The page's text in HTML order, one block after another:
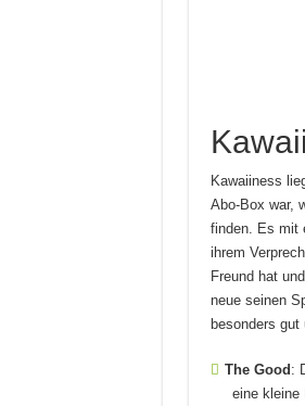
Kawaiiness
Abo-Box war,
finden. Es mit
ihrem
Freund hat
neue seinen
besonders
The Good :
eine kleine